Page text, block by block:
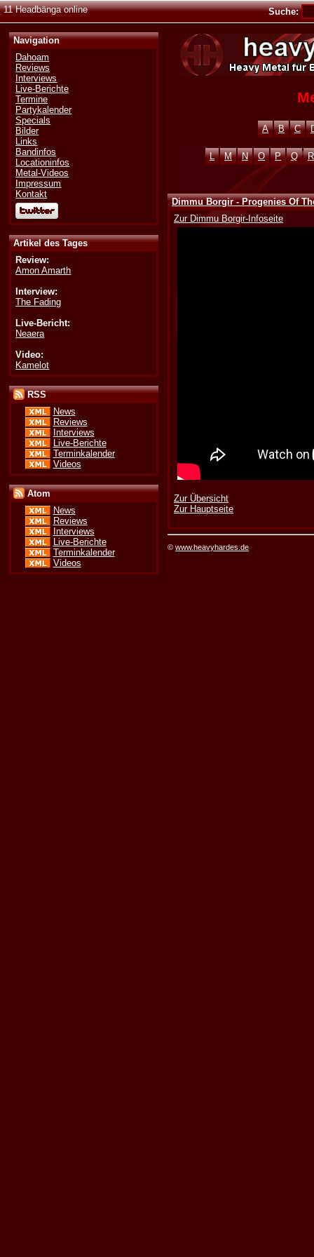
11 Headbänga online Suche:
Navigation
Dahoam
Reviews
Interviews
Live-Berichte
Termine
Partykalender
Specials
Bilder
Links
Bandinfos
Locationinfos
Metal-Videos
Impressum
Kontakt
Artikel des Tages
Review:
Amon Amarth
Interview:
The Fading
Live-Bericht:
Neaera
Video:
Kamelot
RSS
News
Reviews
Interviews
Live-Berichte
Terminkalender
Videos
Atom
News
Reviews
Interviews
Live-Berichte
Terminkalender
Videos
A B C
L M N O P Q R
Dimmu Borgir - Progenies Of
Zur Dimmu Borgir-Infoseite
Zur Übersicht
Zur Hauptseite
©www.heavyhardes.de